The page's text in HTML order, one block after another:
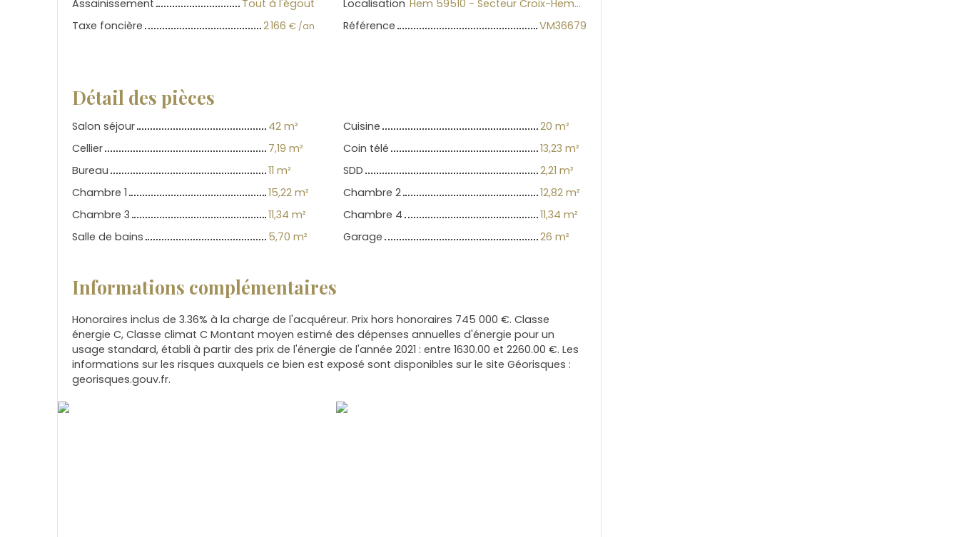
Assainissement
Tout à l'égout Localisation
Hem 59510 - Secteur Croix-Hem-Roubaix
Taxe foncière
2 166€ /an Référence VM36679
Détail des pièces
Salon séjour 42 m² Cuisine
20 m²
Cellier
7,19 m² Coin télé
13,23 m²
Bureau
11 m² SDD
2,21 m²
Chambre 1
15,22 m² Chambre 2
12,82 m²
Chambre 3
11,34 m² Chambre 4
11,34 m²
Salle de bains
5,70 m² Garage 26 m²
Informations complémentaires
Honoraires inclus de 3.36% à la charge de l'acquéreur. Prix hors honoraires 745 000 €. Classe
énergie C, Classe climat C Montant moyen estimé des dépenses annuelles d'énergie pour un
usage standard, établi à partir des prix de l'énergie de l'année 2021 : entre 1630.00 et 2260.00 €. Les
informations sur les risques auxquels ce bien est exposé sont disponibles sur le site Géorisques :
georisques.gouv.fr.